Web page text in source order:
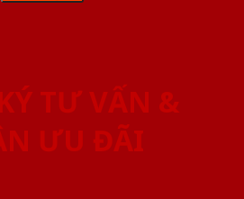
TƯ VẤN &
ƯU ĐÃI